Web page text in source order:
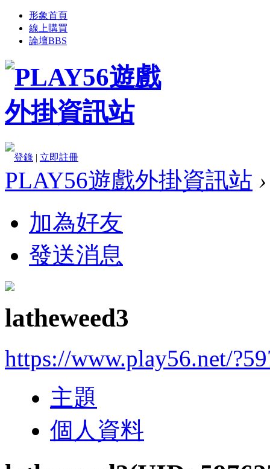
形象首頁
線上購買
論壇BBS
登錄 | 立即註冊
PLAY56遊戲外掛資訊站 ›
加為好友
發送消息
latheweed3
https://www.play56.net/
主題
個人資料